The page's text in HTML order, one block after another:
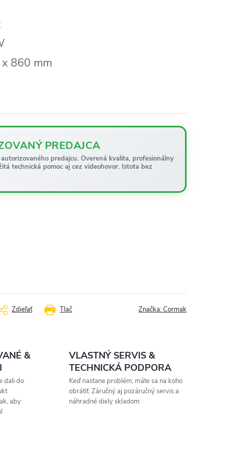
860 mm
PREDAJCA
predajcu. Overená kvalita, profesionálny
technická pomoc aj cez videohovor. Istota bez
Tlač
Zdieľať Značka:Cormak
&
dali do
aby
VLASTNÝ SERVIS &
TECHNICKÁ PODPORA
Keď nastane problém, máte sa na koho
obrátiť. Záručný aj pozáručný servis a
náhradné diely skladom